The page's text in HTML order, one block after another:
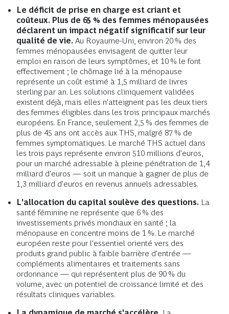
Le déficit de prise en charge est criant et
coûteux. Plus de 65 % des femmes ménopausées
déclarent un impact négatif significatif sur leur
qualité de vie. Au Royaume-Uni, environ 20 % des
femmes ménopausées envisagent de quitter leur
emploi en raison de leurs symptômes, et 10 % le font
effectivement ; le chômage lié à la ménopause
représente un coût estimé à 1,5 milliard de livres
sterling par an. Les solutions cliniquement validées
existent déjà, mais elles n'atteignent pas les deux tiers
des femmes éligibles dans les trois principaux marchés
européens. En France, seulement 2,5 % des femmes de
plus de 45 ans ont accès aux THS, malgré 87 % de
femmes symptomatiques. Le marché THS actuel dans
les trois pays représente environ 510 millions d'euros,
pour un marché adressable à pleine pénétration de 1,4
milliard d'euros — soit un manque à gagner de plus de
1,3 milliard d'euros en revenus annuels adressables.
L'allocation du capital soulève des questions. La
santé féminine ne représente que 6 % des
investissements privés mondiaux en santé ; la
ménopause en concentre moins de 1 %. Le marché
européen reste pour l'essentiel orienté vers des
produits grand public à faible barrière d'entrée —
compléments alimentaires et traitements sans
ordonnance — qui représentent plus de 90 % du
volume, avec un potentiel de croissance limité et des
résultats cliniques variables.